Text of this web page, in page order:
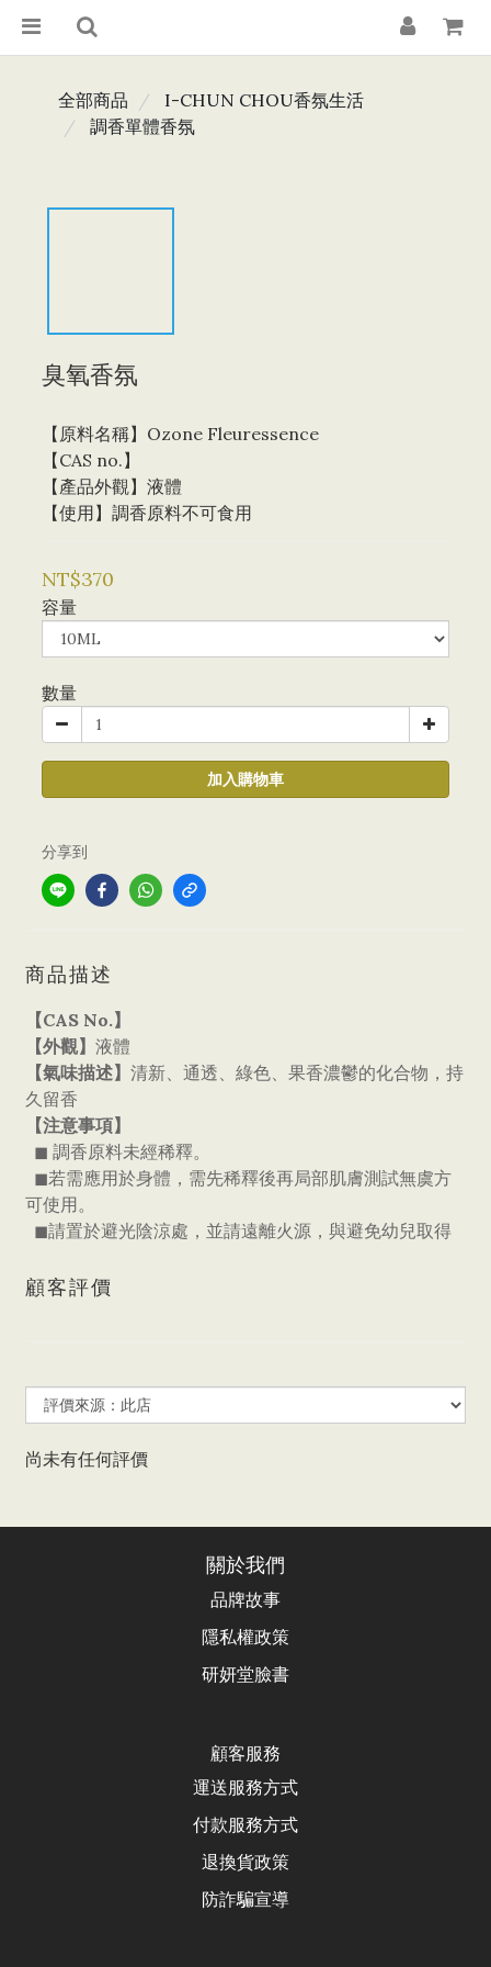
全部商品
I-CHUN CHOU香氛生活
調香單體香氛
臭氧香氛
【原料名稱】Ozone Fleuressence
【CAS no.】
【產品外觀】液體
【使用】調香原料不可食用
NT$370
容量
數量
加入購物車
分享到
商品描述
【CAS No.】
【外觀】 液體
【氣味描述】 清新、通透、綠色、果香濃鬱的化合物，持
久留香
【注意事項】
◼ 調香原料未經稀釋。
◼若需應用於身體，需先稀釋後再局部肌膚測試無虞方
可使用。
◼請置於避光陰涼處，並請遠離火源，與避免幼兒取得
顧客評價
尚未有任何評價
關於我們
品牌故事
隱私權政策
研妍堂臉書
顧客服務
運送服務方式
付款服務方式
退換貨政策
防詐騙宣導